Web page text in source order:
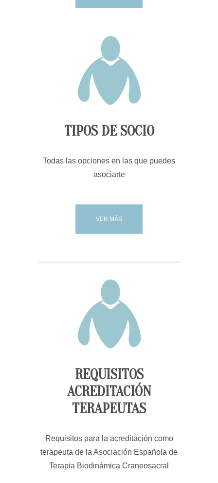
TIPOS DE SOCIO
Todas las opciones en las que puedes
asociarte
VER MÁS
REQUISITOS
ACREDITACIÓN
TERAPEUTAS
Requisitos para la acreditación como
terapeuta de la Asociación Española de
Terapia Biodinámica Craneosacral